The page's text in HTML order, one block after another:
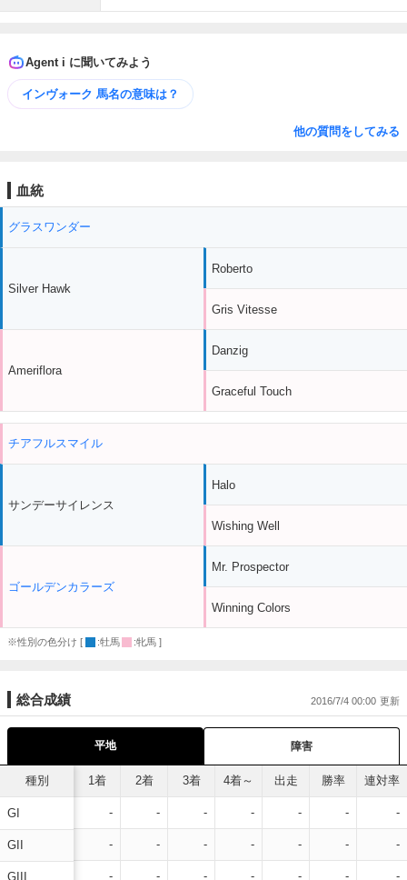
Agent i に聞いてみよう
インヴォーク 馬名の意味は？
他の質問をしてみる
血統
グラスワンダー
Silver Hawk
Ameriflora
Roberto
Gris Vitesse
Danzig
Graceful Touch
チアフルスマイル
サンデーサイレンス
ゴールデンカラーズ
Halo
Wishing Well
Mr. Prospector
Winning Colors
※性別の色分け [ :牡馬 :牝馬 ]
総合成績 2016/7/4 00:00
平地 障害
種別
GI
GII
GIII
1着 2着 3着 4着～ 出走 勝率 連対率
- - - - - - -
- - - - - - -
- - - - - - -